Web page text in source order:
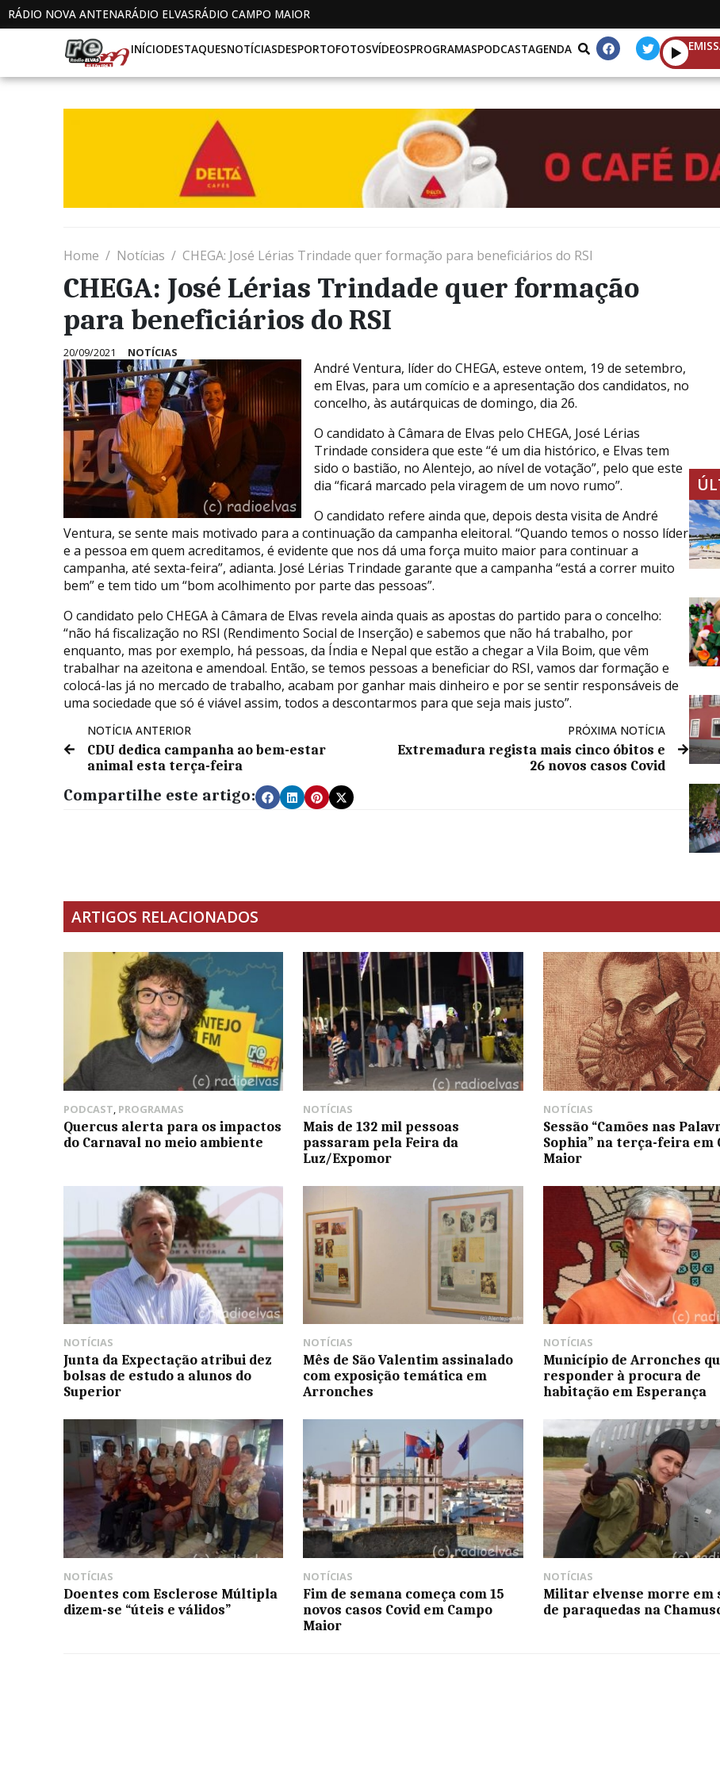
RÁDIO NOVA ANTENARÁDIO ELVASRÁDIO CAMPO MAIOR
INÍCIODESTAQUESNOTÍCIASDESPORTOFOTOSVÍDEOSPROGRAMASPODCASTAGENDA
Home Notícias CHEGA: José Lérias Trindade quer formação para beneficiários do RSI
CHEGA: José Lérias Trindade quer formação
para beneficiários do RSI
20/09/2021 NOTÍCIAS
André Ventura, líder do CHEGA, esteve ontem, 19 de setembro,
em Elvas, para um comício e a apresentação dos candidatos, no
concelho, às autárquicas de domingo, dia 26.
O candidato à Câmara de Elvas pelo CHEGA, José Lérias
Trindade considera que este “é um dia histórico, e Elvas tem
sido o bastião, no Alentejo, ao nível de votação”, pelo que este
dia “ficará marcado pela viragem de um novo rumo”.
O candidato refere ainda que, depois desta visita de André
Ventura, se sente mais motivado para a continuação da campanha eleitoral. “Quando temos o nosso líder
e a pessoa em quem acreditamos, é evidente que nos dá uma força muito maior para continuar a
campanha, até sexta-feira”, adianta. José Lérias Trindade garante que a campanha “está a correr muito
bem” e tem tido um “bom acolhimento por parte das pessoas”.
O candidato pelo CHEGA à Câmara de Elvas revela ainda quais as apostas do partido para o concelho:
“não há fiscalização no RSI (Rendimento Social de Inserção) e sabemos que não há trabalho, por
enquanto, mas por exemplo, há pessoas, da Índia e Nepal que estão a chegar a Vila Boim, que vêm
trabalhar na azeitona e amendoal. Então, se temos pessoas a beneficiar do RSI, vamos dar formação e
colocá-las já no mercado de trabalho, acabam por ganhar mais dinheiro e por se sentir responsáveis de
uma sociedade que só é viável assim, todos a descontarmos para que seja mais justo”.
NOTÍCIA ANTERIOR
CDU dedica campanha ao bem-estar
animal esta terça-feira
PRÓXIMA NOTÍCIA
Extremadura regista mais cinco óbitos e
26 novos casos Covid
Compartilhe este artigo:
ARTIGOS RELACIONADOS
PODCAST, PROGRAMAS
Quercus alerta para os impactos
do Carnaval no meio ambiente
NOTÍCIAS
Mais de 132 mil pessoas
passaram pela Feira da
Luz/Expomor
NOTÍCIAS
Sessão “Camões nas
Sophia” na terça-feira em
Maior
NOTÍCIAS
Junta da Expectação atribui dez
bolsas de estudo a alunos do
Superior
NOTÍCIAS
Mês de São Valentim assinalado
com exposição temática em
Arronches
NOTÍCIAS
Município de Arronches
responder à procura de
habitação em Esperança
NOTÍCIAS
Doentes com Esclerose Múltipla
dizem-se “úteis e válidos”
NOTÍCIAS
Fim de semana começa com 15
novos casos Covid em Campo
Maior
NOTÍCIAS
Militar elvense morre em
de paraquedas na